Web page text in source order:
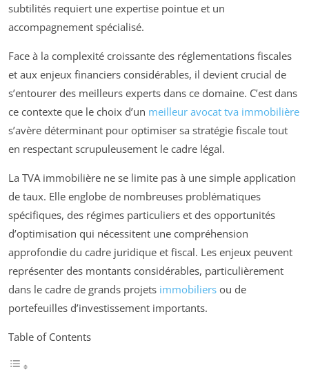
subtilités requiert une expertise pointue et un
accompagnement spécialisé.
Face à la complexité croissante des réglementations fiscales
et aux enjeux financiers considérables, il devient crucial de
s’entourer des meilleurs experts dans ce domaine. C’est dans
ce contexte que le choix d’un meilleur avocat tva immobilière
s’avère déterminant pour optimiser sa stratégie fiscale tout
en respectant scrupuleusement le cadre légal.
La TVA immobilière ne se limite pas à une simple application
de taux. Elle englobe de nombreuses problématiques
spécifiques, des régimes particuliers et des opportunités
d’optimisation qui nécessitent une compréhension
approfondie du cadre juridique et fiscal. Les enjeux peuvent
représenter des montants considérables, particulièrement
dans le cadre de grands projets immobiliers ou de
portefeuilles d’investissement importants.
Table of Contents